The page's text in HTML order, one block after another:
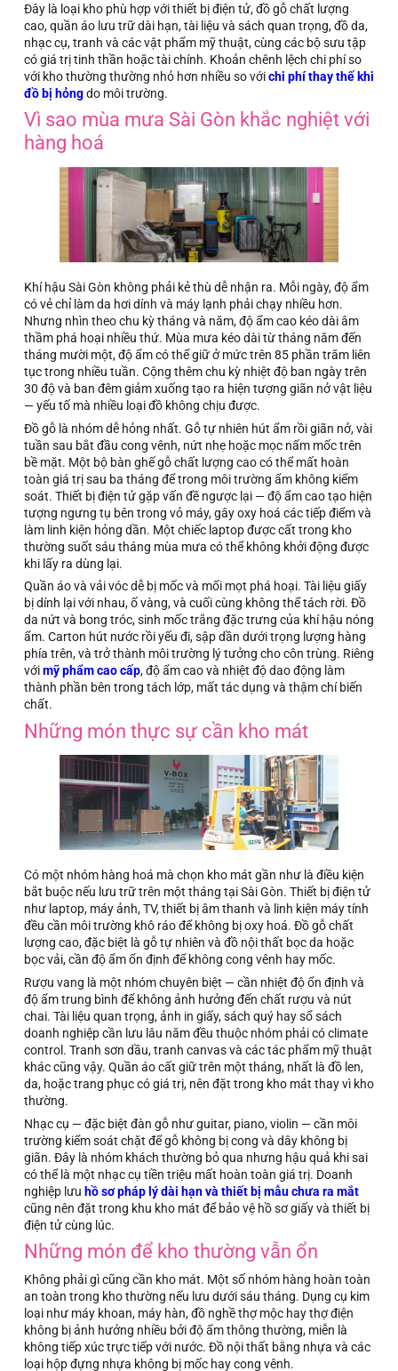
Đây là loại kho phù hợp với thiết bị điện tử, đồ gỗ chất lượng
cao, quần áo lưu trữ dài hạn, tài liệu và sách quan trọng, đồ da,
nhạc cụ, tranh và các vật phẩm mỹ thuật, cùng các bộ sưu tập
có giá trị tinh thần hoặc tài chính. Khoản chênh lệch chi phí so
với kho thường thường nhỏ hơn nhiều so vớichi phí thay thế khi
đồ bị hỏngdo môi trường.
Vì sao mùa mưa Sài Gòn khắc nghiệt với
hàng hoá
Khí hậu Sài Gòn không phải kẻ thù dễ nhận ra. Mỗi ngày, độ ẩm
có vẻ chỉ làm da hơi dính và máy lạnh phải chạy nhiều hơn.
Nhưng nhìn theo chu kỳ tháng và năm, độ ẩm cao kéo dài âm
thầm phá hoại nhiều thứ. Mùa mưa kéo dài từ tháng năm đến
tháng mười một, độ ẩm có thể giữ ở mức trên 85 phần trăm liên
tục trong nhiều tuần. Cộng thêm chu kỳ nhiệt độ ban ngày trên
30 độ và ban đêm giảm xuống tạo ra hiện tượng giãn nở vật liệu
— yếu tố mà nhiều loại đồ không chịu được.
Đồ gỗ là nhóm dễ hỏng nhất. Gỗ tự nhiên hút ẩm rồi giãn nở, vài
tuần sau bắt đầu cong vênh, nứt nhẹ hoặc mọc nấm mốc trên
bề mặt. Một bộ bàn ghế gỗ chất lượng cao có thể mất hoàn
toàn giá trị sau ba tháng để trong môi trường ẩm không kiểm
soát. Thiết bị điện tử gặp vấn đề ngược lại — độ ẩm cao tạo hiện
tượng ngưng tụ bên trong vỏ máy, gây oxy hoá các tiếp điểm và
làm linh kiện hỏng dần. Một chiếc laptop được cất trong kho
thường suốt sáu tháng mùa mưa có thể không khởi động được
khi lấy ra dùng lại.
Quần áo và vải vóc dễ bị mốc và mối mọt phá hoại. Tài liệu giấy
bị dính lại với nhau, ố vàng, và cuối cùng không thể tách rời. Đồ
da nứt và bong tróc, sinh mốc trắng đặc trưng của khí hậu nóng
ẩm. Carton hút nước rồi yếu đi, sập dần dưới trọng lượng hàng
phía trên, và trở thành môi trường lý tưởng cho côn trùng. Riêng
vớimỹ phẩm cao cấp, độ ẩm cao và nhiệt độ dao động làm
thành phần bên trong tách lớp, mất tác dụng và thậm chí biến
chất.
Những món thực sự cần kho mát
Có một nhóm hàng hoá mà chọn kho mát gần như là điều kiện
bắt buộc nếu lưu trữ trên một tháng tại Sài Gòn. Thiết bị điện tử
như laptop, máy ảnh, TV, thiết bị âm thanh và linh kiện máy tính
đều cần môi trường khô ráo để không bị oxy hoá. Đồ gỗ chất
lượng cao, đặc biệt là gỗ tự nhiên và đồ nội thất bọc da hoặc
bọc vải, cần độ ẩm ổn định để không cong vênh hay mốc.
Rượu vang là một nhóm chuyên biệt — cần nhiệt độ ổn định và
độ ẩm trung bình để không ảnh hưởng đến chất rượu và nút
chai. Tài liệu quan trọng, ảnh in giấy, sách quý hay sổ sách
doanh nghiệp cần lưu lâu năm đều thuộc nhóm phải có climate
control. Tranh sơn dầu, tranh canvas và các tác phẩm mỹ thuật
khác cũng vậy. Quần áo cất giữ trên một tháng, nhất là đồ len,
da, hoặc trang phục có giá trị, nên đặt trong kho mát thay vì kho
thường.
Nhạc cụ — đặc biệt đàn gỗ như guitar, piano, violin — cần môi
trường kiểm soát chặt để gỗ không bị cong và dây không bị
giãn. Đây là nhóm khách thường bỏ qua nhưng hậu quả khi sai
có thể là một nhạc cụ tiền triệu mất hoàn toàn giá trị. Doanh
nghiệp lưu hồ sơ pháp lý dài hạn và thiết bị mẫu chưa ra mắt
cũng nên đặt trong khu kho mát để bảo vệ hồ sơ giấy và thiết bị
điện tử cùng lúc.
Những món để kho thường vẫn ổn
Không phải gì cũng cần kho mát. Một số nhóm hàng hoàn toàn
an toàn trong kho thường nếu lưu dưới sáu tháng. Dụng cụ kim
loại như máy khoan, máy hàn, đồ nghề thợ mộc hay thợ điện
không bị ảnh hưởng nhiều bởi độ ẩm thông thường, miễn là
không tiếp xúc trực tiếp với nước. Đồ nội thất bằng nhựa và các
loại hộp đựng nhựa không bị mốc hay cong vênh.